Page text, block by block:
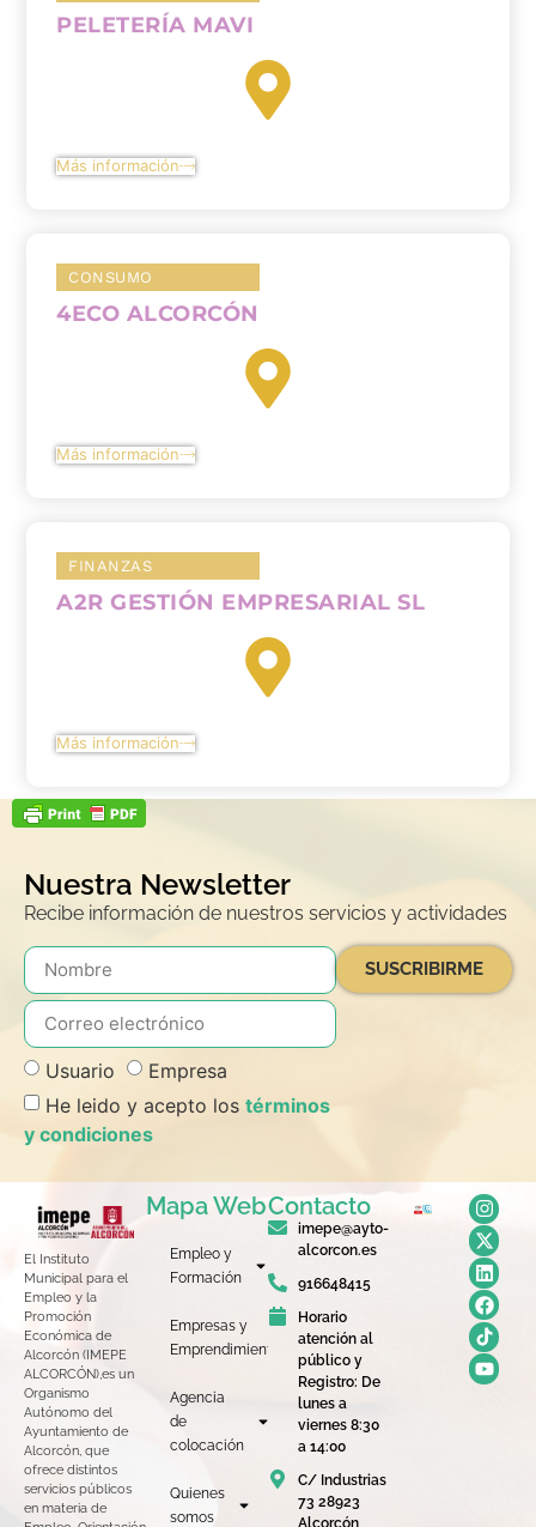
PELETERÍA MAVI
Más información
CONSUMO
4ECO ALCORCÓN
Más información
FINANZAS
A2R GESTIÓN EMPRESARIAL SL
Más información
Nuestra Newsletter
Recibe información de nuestros servicios y actividades
Usuario
Empresa
He leido y acepto los términos
y condiciones
SUSCRIBIRME
El Instituto
Municipal para el
Empleo y la
Promoción
Económica de
Alcorcón (IMEPE
ALCORCÓN),es un
Organismo
Autónomo del
Ayuntamiento de
Alcorcón, que
ofrece distintos
servicios públicos
en materia de
Mapa Web
Empleo y
Formación
Empresas y
Emprendimiento
Agencia
de
colocación
Quienes
somos
Contacto
imepe@ayto-
alcorcon.es
916648415
Horario
atención al
público y
Registro: De
lunes a
viernes 8:30
a 14:00
C/ Industrias
73 28923
Alcorcón